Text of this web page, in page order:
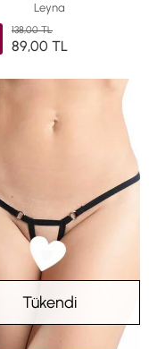
Leyna
138,00 TL
89,00 TL
Tükendi